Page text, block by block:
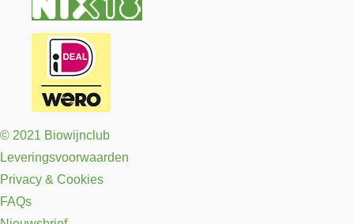
© 2021 Biowijnclub
Leveringsvoorwaarden
Privacy & Cookies
FAQs